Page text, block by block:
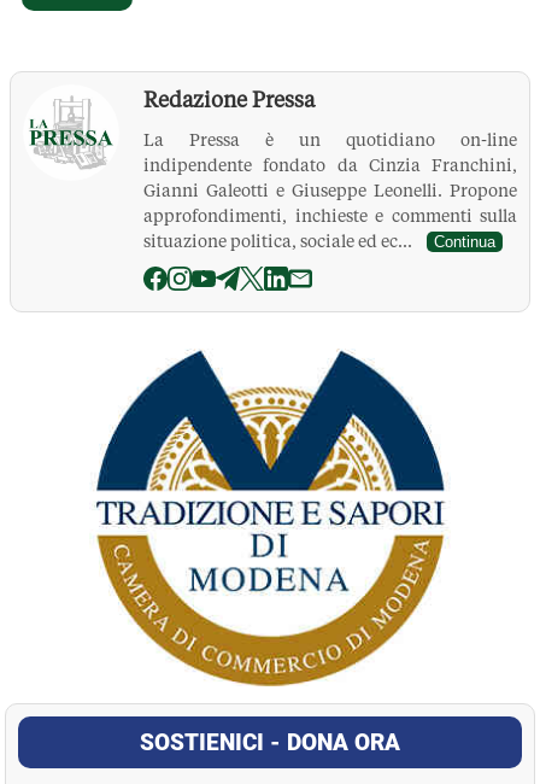
Redazione Pressa
La Pressa è un quotidiano on-line
indipendente fondato da Cinzia Franchini,
Gianni Galeotti e Giuseppe Leonelli. Propone
approfondimenti, inchieste e commenti sulla
situazione politica, sociale ed ec...
Continua
SOSTIENICI - DONA ORA